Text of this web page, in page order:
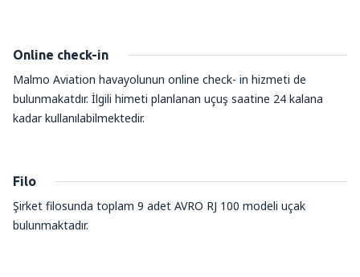
Online check-in
Malmo Aviation havayolunun online check- in hizmeti de
bulunmakatdır. İlgili himeti planlanan uçuş saatine 24 kalana
kadar kullanılabilmektedir.
Filo
Şirket filosunda toplam 9 adet AVRO RJ 100 modeli uçak
bulunmaktadır.